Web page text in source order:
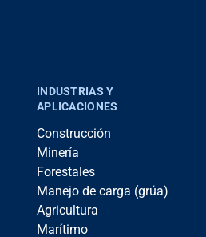
INDUSTRIAS Y
APLICACIONES
Construcción
Minería
Forestales
Manejo de carga (grúa)
Agricultura
Marítimo